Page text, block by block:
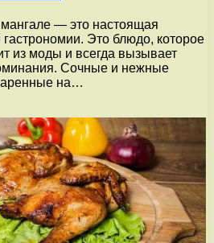
— это настоящая
гастрономии. Это блюдо, которое
из моды и всегда вызывает
Сочные и нежные
на…